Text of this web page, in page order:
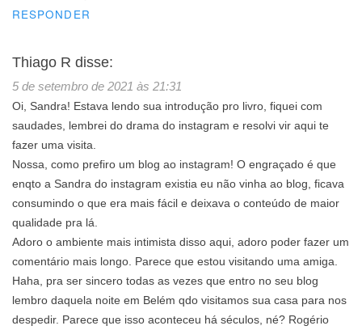
RESPONDER
Thiago R disse:
5 de setembro de 2021 às 21:31
Oi, Sandra! Estava lendo sua introdução pro livro, fiquei com
saudades, lembrei do drama do instagram e resolvi vir aqui te
fazer uma visita.
Nossa, como prefiro um blog ao instagram! O engraçado é que
enqto a Sandra do instagram existia eu não vinha ao blog, ficava
consumindo o que era mais fácil e deixava o conteúdo de maior
qualidade pra lá.
Adoro o ambiente mais intimista disso aqui, adoro poder fazer um
comentário mais longo. Parece que estou visitando uma amiga.
Haha, pra ser sincero todas as vezes que entro no seu blog
lembro daquela noite em Belém qdo visitamos sua casa para nos
despedir. Parece que isso aconteceu há séculos, né? Rogério